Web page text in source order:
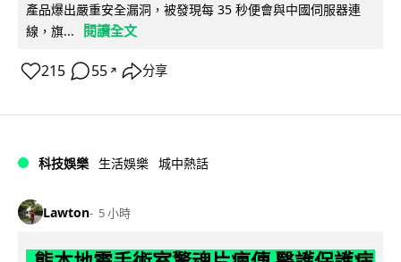
產品爆出嚴重安全漏洞，被發現每 35 秒便會與中國伺服器連
線，旗...
閱讀全文
215 55 ↗ 分享
科技娛樂 生活娛樂 城中熱話
Lawton 5 小時